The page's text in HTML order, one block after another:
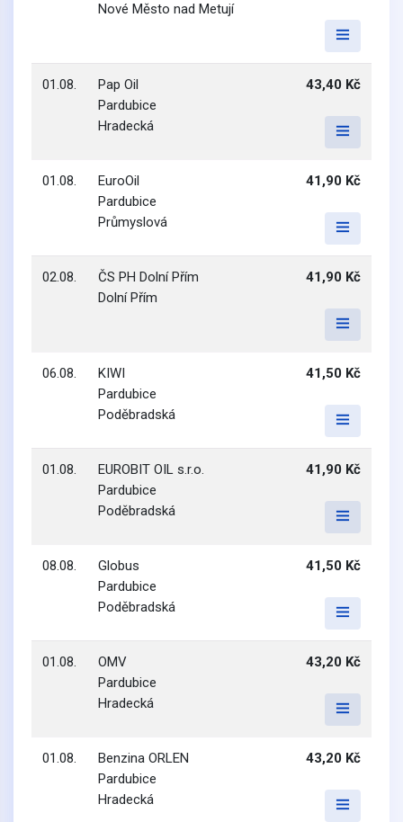
Nové Město nad Metují
01.08.
Pap Oil
Pardubice
Hradecká
43,40 Kč
01.08.
EuroOil
Pardubice
Průmyslová
41,90 Kč
02.08.
ČS PH Dolní Přím
Dolní Přím
41,90 Kč
06.08.
KIWI
Pardubice
Poděbradská
41,50 Kč
01.08.
EUROBIT OIL s.r.o.
Pardubice
Poděbradská
41,90 Kč
08.08.
Globus
Pardubice
Poděbradská
41,50 Kč
01.08.
OMV
Pardubice
Hradecká
43,20 Kč
01.08.
Benzina ORLEN
Pardubice
Hradecká
43,20 Kč